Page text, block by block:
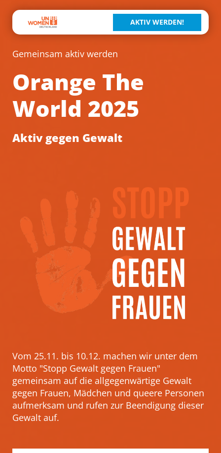
AKTIV WERDEN!
Gemeinsam aktiv werden
Orange The
World 2025
Aktiv gegen Gewalt
Vom 25.11. bis 10.12. machen wir unter dem
Motto "Stopp Gewalt gegen Frauen"
gemeinsam auf die allgegenwärtige Gewalt
gegen Frauen, Mädchen und queere Personen
aufmerksam und rufen zur Beendigung dieser
Gewalt auf.